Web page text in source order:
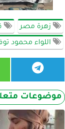
زهرة مصر
اللواء محمود
موضوعات